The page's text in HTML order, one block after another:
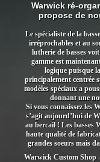
Warwick ré-
propose de
Le spécialiste de la
irréprochables et au
lutherie de basses
gamme est
logique puisque
principalement centrée
modèles spéciaux a
donnant une
Si vous connaissez les
s’agit aujourd’hui de
au bercail ! Les basses
haute qualité de
grandes soeurs mais
Warwick Custom